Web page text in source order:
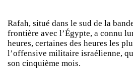
Rafah, situé dans le sud de la
frontière avec l’Égypte, a connu
heures, certaines des heures les
l’offensive militaire israélienne,
son cinquième mois.